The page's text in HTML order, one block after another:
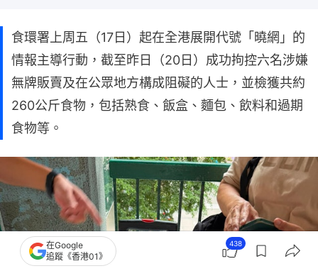
食環署上周五（17日）起在全港展開代號「曉網」的
情報主導行動，截至昨日（20日）成功拘控六名涉嫌
無牌販賣及在公眾地方構成阻礙的人士，並檢獲共約
260公斤食物，包括熟食、飯盒、麵包、飲料和過期
食物等。
在Google
追蹤《香港01》
438